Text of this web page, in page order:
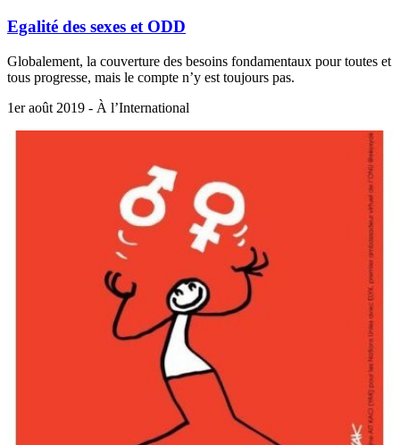
Egalité des sexes et ODD
Globalement, la couverture des besoins fondamentaux pour toutes et
tous progresse, mais le compte n’y est toujours pas.
1er août 2019 - À l’International